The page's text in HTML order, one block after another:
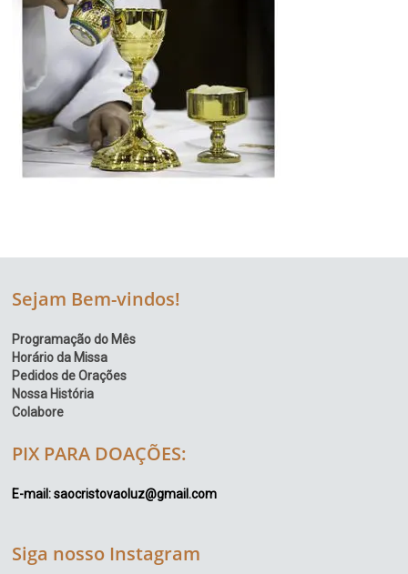
Sejam Bem-vindos!
Programação do Mês
Horário da Missa
Pedidos de Orações
Nossa História
Colabore
PIX PARA DOAÇÕES:
E-mail: saocristovaoluz@gmail.com
Siga nosso Instagram